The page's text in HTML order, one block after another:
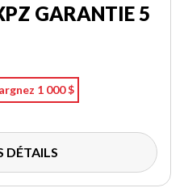
GARANTIE 5
1 000 $
DÉTAILS